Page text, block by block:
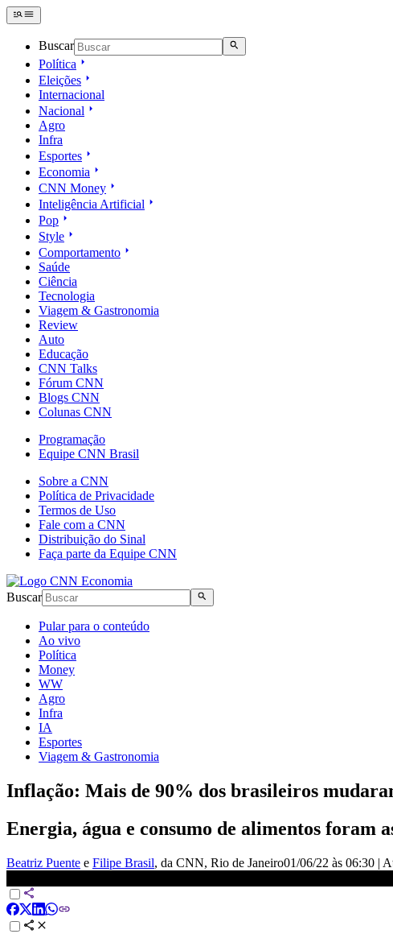
Buscar
Política
Eleições
Internacional
Nacional
Agro
Infra
Esportes
Economia
CNN Money
Inteligência Artificial
Pop
Style
Comportamento
Saúde
Ciência
Tecnologia
Viagem & Gastronomia
Review
Auto
Educação
CNN Talks
Fórum CNN
Blogs CNN
Colunas CNN
Programação
Equipe CNN Brasil
Sobre a CNN
Política de Privacidade
Termos de Uso
Fale com a CNN
Distribuição do Sinal
Faça parte da Equipe CNN
Buscar
Pular para o conteúdo
Ao vivo
Política
Money
WW
Agro
Infra
IA
Esportes
Viagem & Gastronomia
Inflação: Mais de 90% dos brasileiros
Energia, água e consumo de alimentos foram
Beatriz Puente e Filipe Brasil, da CNN, Rio de Janeiro01/06/22 às 06:30 |